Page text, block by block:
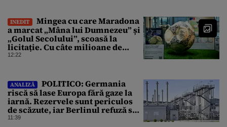
INEDIT
Mingea cu care Maradona
a marcat „Mâna lui Dumnezeu” și
„Golul Secolului”, scoasă la
licitație. Cu câte milioane de
dolari ar putea fi vândută
12:22
ANALIZĂ
POLITICO: Germania
riscă să lase Europa fără gaze la
iarnă. Rezervele sunt periculos
de scăzute, iar Berlinul refuză să
intervină
11:39